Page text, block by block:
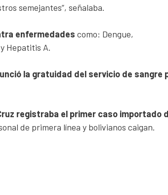
semejantes”, señalaba.
enfermedades como: Dengue,
Hepatitis A.
la gratuidad del servicio de sangre
registraba el primer caso importado
de primera línea y bolivianos caigan.